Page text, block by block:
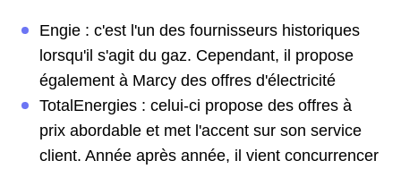
Engie : c'est l'un des fournisseurs historiques
lorsqu'il s'agit du gaz. Cependant, il propose
également à Marcy des offres d'électricité
TotalEnergies : celui-ci propose des offres à
prix abordable et met l'accent sur son service
client. Année après année, il vient concurrencer